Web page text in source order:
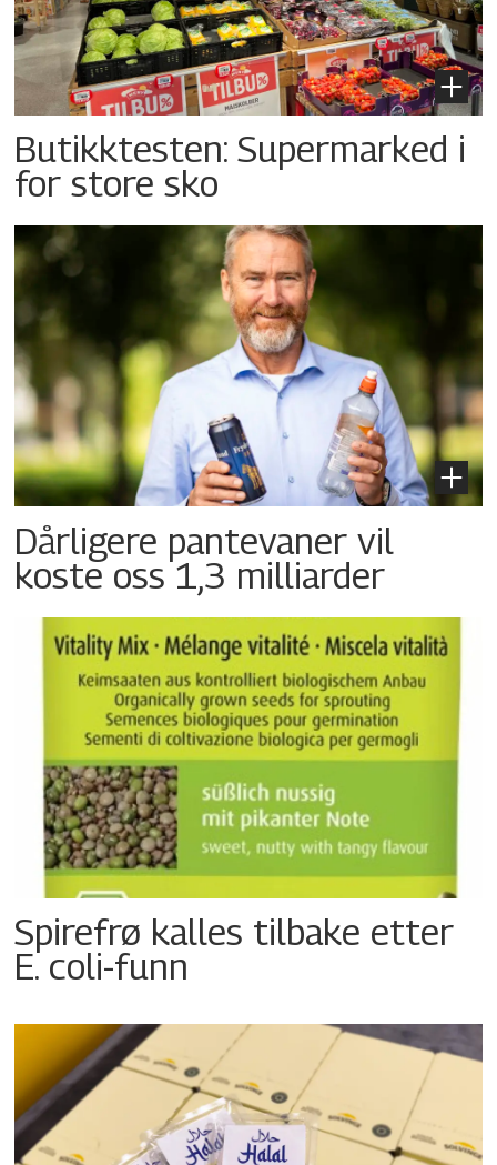
Butikktesten: Supermarked i
for store sko
Dårligere pantevaner vil
koste oss 1,3 milliarder
Spirefrø kalles tilbake etter
E. coli-funn